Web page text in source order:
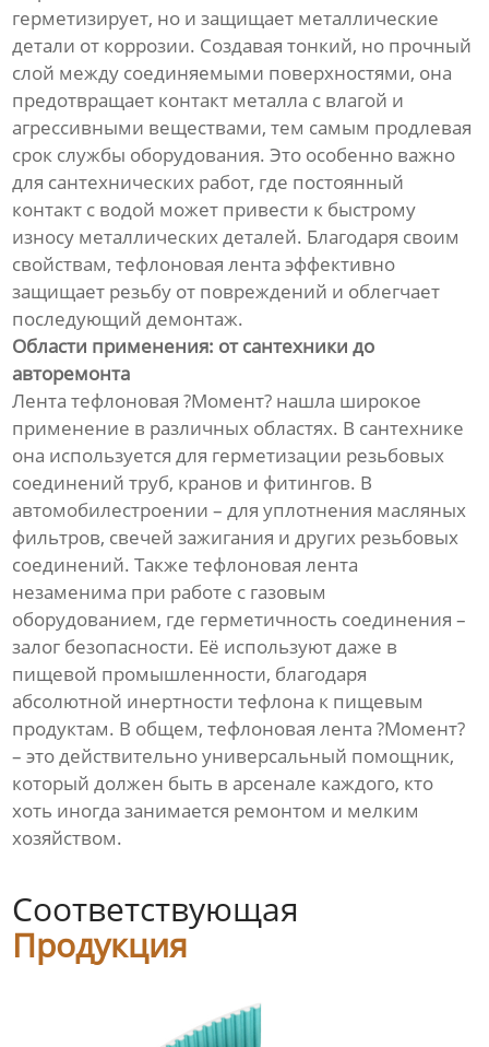
герметизирует, но и защищает металлические
детали от коррозии. Создавая тонкий, но прочный
слой между соединяемыми поверхностями, она
предотвращает контакт металла с влагой и
агрессивными веществами, тем самым продлевая
срок службы оборудования. Это особенно важно
для сантехнических работ, где постоянный
контакт с водой может привести к быстрому
износу металлических деталей. Благодаря своим
свойствам, тефлоновая лента эффективно
защищает резьбу от повреждений и облегчает
последующий демонтаж.
Области применения: от сантехники до
авторемонта
Лента тефлоновая ?Момент? нашла широкое
применение в различных областях. В сантехнике
она используется для герметизации резьбовых
соединений труб, кранов и фитингов. В
автомобилестроении – для уплотнения масляных
фильтров, свечей зажигания и других резьбовых
соединений. Также тефлоновая лента
незаменима при работе с газовым
оборудованием, где герметичность соединения –
залог безопасности. Её используют даже в
пищевой промышленности, благодаря
абсолютной инертности тефлона к пищевым
продуктам. В общем, тефлоновая лента ?Момент?
– это действительно универсальный помощник,
который должен быть в арсенале каждого, кто
хоть иногда занимается ремонтом и мелким
хозяйством.
Соответствующая
Продукция